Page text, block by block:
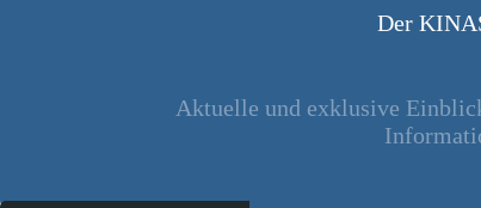
Der
Aktuelle und exklusive